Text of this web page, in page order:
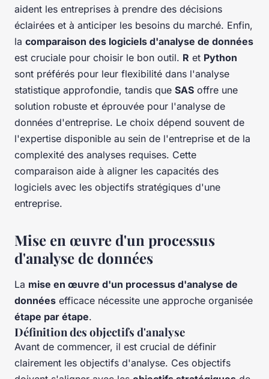
aident les entreprises à prendre des décisions
éclairées et à anticiper les besoins du marché. Enfin,
la comparaison des logiciels d'analyse de données
est cruciale pour choisir le bon outil. R et Python
sont préférés pour leur flexibilité dans l'analyse
statistique approfondie, tandis que SAS offre une
solution robuste et éprouvée pour l'analyse de
données d'entreprise. Le choix dépend souvent de
l'expertise disponible au sein de l'entreprise et de la
complexité des analyses requises. Cette
comparaison aide à aligner les capacités des
logiciels avec les objectifs stratégiques d'une
entreprise.
Mise en œuvre d'un processus
d'analyse de données
La mise en œuvre d'un processus d'analyse de
données efficace nécessite une approche organisée
étape par étape.
Définition des objectifs d'analyse
Avant de commencer, il est crucial de définir
clairement les objectifs d'analyse. Ces objectifs